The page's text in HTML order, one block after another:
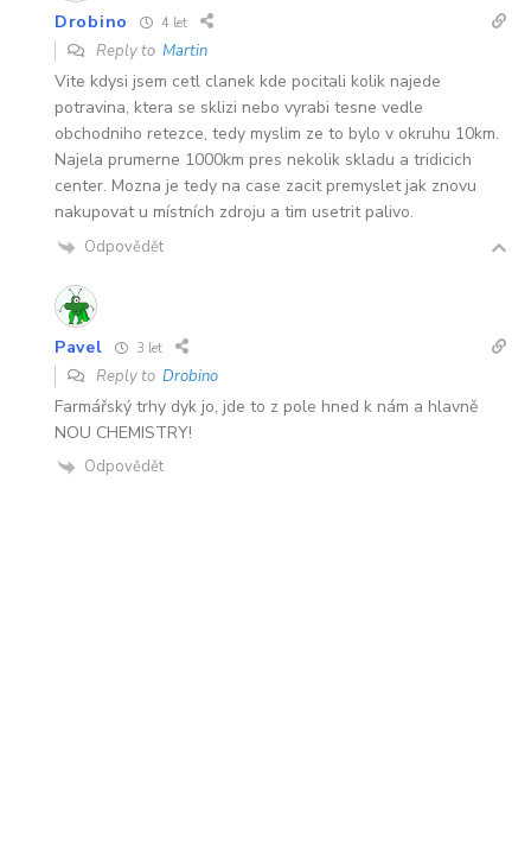
Drobino 4 let
Reply to Martin
Vite kdysi jsem cetl clanek kde pocitali kolik najede
potravina, ktera se sklizi nebo vyrabi tesne vedle
obchodniho retezce, tedy myslim ze to bylo v okruhu 10km.
Najela prumerne 1000km pres nekolik skladu a tridicich
center. Mozna je tedy na case zacit premyslet jak znovu
nakupovat u místních zdroju a tim usetrit palivo.
Odpovědět
Pavel 3 let
Reply to Drobino
Farmářský trhy dyk jo, jde to z pole hned k nám a hlavně
NOU CHEMISTRY!
Odpovědět